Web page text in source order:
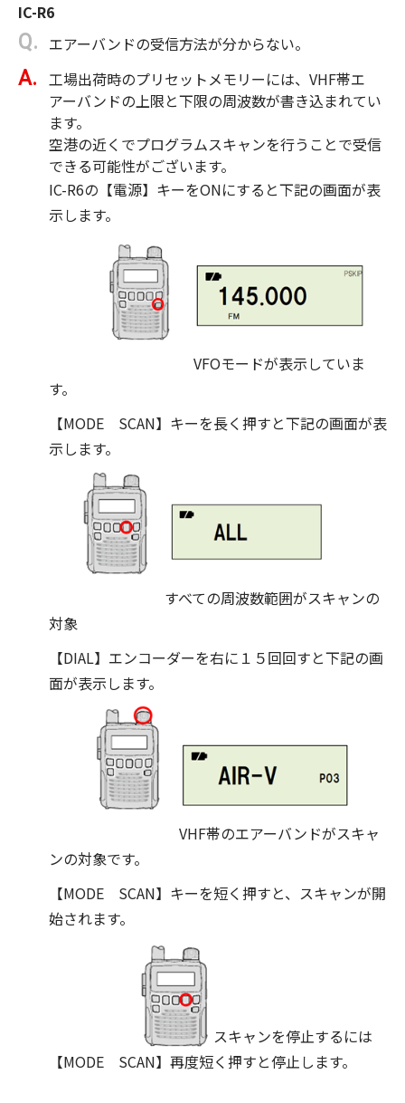
IC-R6
エアーバンドの受信方法が分からない。
工場出荷時のプリセットメモリーには、VHF帯エ
アーバンドの上限と下限の周波数が書き込まれてい
ます。
空港の近くでプログラムスキャンを行うことで受信
できる可能性がございます。
IC-R6の【電源】キーをONにすると下記の画面が表
示します。
VFOモードが表示していま
す。
【MODE SCAN】キーを長く押すと下記の画面が表
示します。
すべての周波数範囲がスキャンの
対象
【DIAL】エンコーダーを右に１５回回すと下記の画
面が表示します。
VHF帯のエアーバンドがスキャ
ンの対象です。
【MODE SCAN】キーを短く押すと、スキャンが開
始されます。
スキャンを停止するには
【MODE SCAN】再度短く押すと停止します。